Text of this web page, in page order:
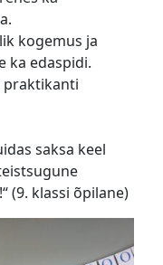
kogemus ja
ka edaspidi.
praktikanti
saksa keel
(9. klassi õpilane)